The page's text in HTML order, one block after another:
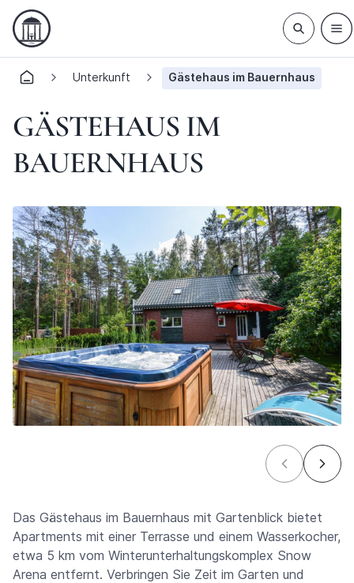
Unterkunft Gästehaus im Bauernhaus
GÄSTEHAUS IM
BAUERNHAUS
Das Gästehaus im Bauernhaus mit Gartenblick bietet
Apartments mit einer Terrasse und einem Wasserkocher,
etwa 5 km vom Winterunterhaltungskomplex Snow
Arena entfernt. Verbringen Sie Zeit im Garten und